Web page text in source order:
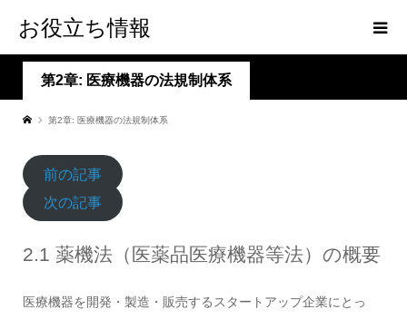
お役立ち情報
第2章: 医療機器の法規制体系
第2章: 医療機器の法規制体系
前の記事
次の記事
2.1 薬機法（医薬品医療機器等法）の概要
医療機器を開発・製造・販売するスタートアップ企業にとっ